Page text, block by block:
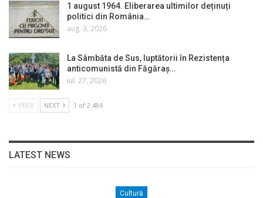
1 august 1964. Eliberarea ultimilor deținuți
politici din România…
aug. 3, 2026
La Sâmbăta de Sus, luptătorii în Rezistența
anticomunistă din Făgăraș…
iul. 27, 2026
PREV NEXT 1 of 2.484
LATEST NEWS
Cultură